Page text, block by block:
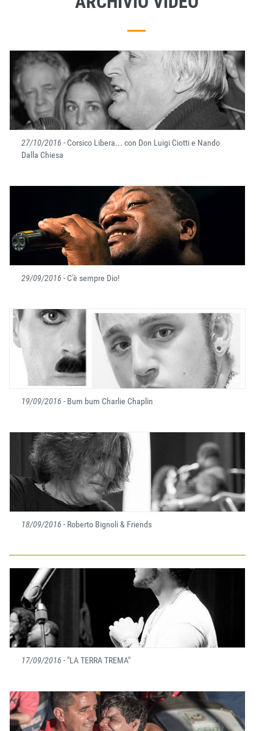
27/10/2016 - Corsico Libera... con Don Luigi Ciotti e Nando
Dalla Chiesa
29/09/2016 - C'è sempre Dio!
19/09/2016 - Bum bum Charlie Chaplin
18/09/2016 - Roberto Bignoli & Friends
17/09/2016 - "LA TERRA TREMA"